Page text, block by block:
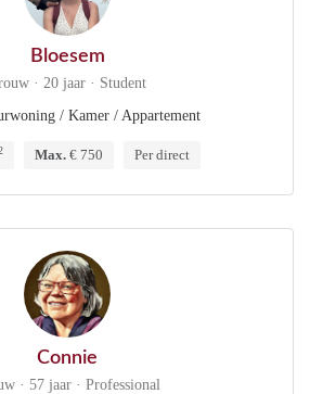
Bloesem
· 20 jaar · Student
/ Kamer / Appartement
Max. € 750 Per direct
Connie
· 57 jaar · Professional